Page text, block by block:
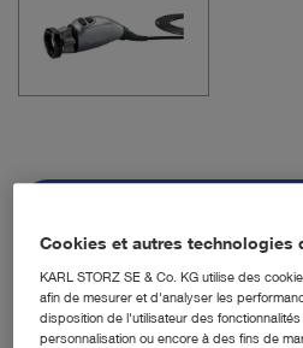
IMAGE1 S 4U
Cookies et autres technologies
KARL STORZ SE & Co. KG utilise des
afin de mesurer et d'analyser les
disposition de l'utilisateur des
personnalisation ou encore à des fins de